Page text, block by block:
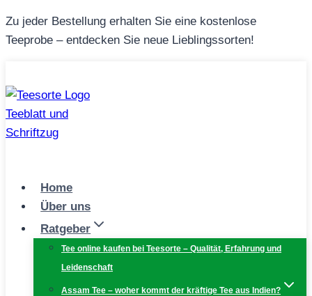
Zum
Inhalt
Zu jeder Bestellung erhalten Sie eine kostenlose
Teeprobe – entdecken Sie neue Lieblingssorten!
Home
Über uns
Ratgeber
Tee online kaufen bei Teesorte – Qualität, Erfahrung und
Leidenschaft
Assam Tee – woher kommt der kräftige Tee aus Indien?